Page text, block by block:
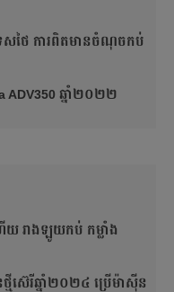
សថៃ ការពិត​មាន​ចំណុចកប់
ADV350 ឆ្នាំ២០២២
យ រាងឡូយកប់ កម្លាំង
មីស៊េរីឆ្នាំ២០២៤ ប្រើម៉ាស៊ីន